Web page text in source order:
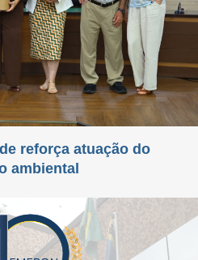
reforça atuação do
ambiental